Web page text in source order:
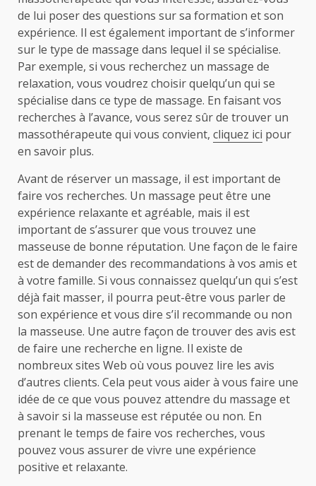
de lui poser des questions sur sa formation et son
expérience. Il est également important de s’informer
sur le type de massage dans lequel il se spécialise.
Par exemple, si vous recherchez un massage de
relaxation, vous voudrez choisir quelqu’un qui se
spécialise dans ce type de massage. En faisant vos
recherches à l’avance, vous serez sûr de trouver un
massothérapeute qui vous convient, cliquez ici pour
en savoir plus.
Avant de réserver un massage, il est important de
faire vos recherches. Un massage peut être une
expérience relaxante et agréable, mais il est
important de s’assurer que vous trouvez une
masseuse de bonne réputation. Une façon de le faire
est de demander des recommandations à vos amis et
à votre famille. Si vous connaissez quelqu’un qui s’est
déjà fait masser, il pourra peut-être vous parler de
son expérience et vous dire s’il recommande ou non
la masseuse. Une autre façon de trouver des avis est
de faire une recherche en ligne. Il existe de
nombreux sites Web où vous pouvez lire les avis
d’autres clients. Cela peut vous aider à vous faire une
idée de ce que vous pouvez attendre du massage et
à savoir si la masseuse est réputée ou non. En
prenant le temps de faire vos recherches, vous
pouvez vous assurer de vivre une expérience
positive et relaxante.